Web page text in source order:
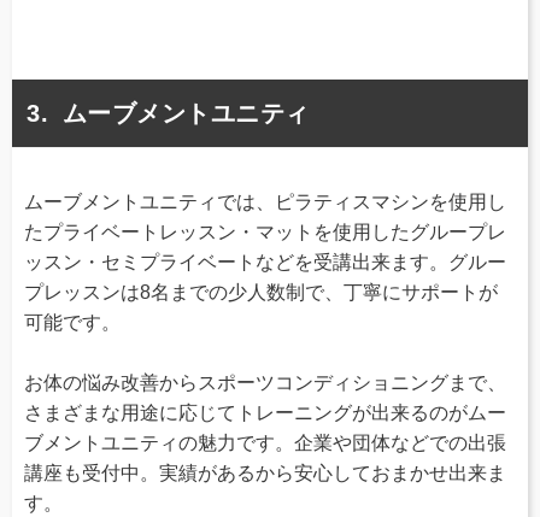
ムーブメントユニティ
ムーブメントユニティでは、ピラティスマシンを使用し
たプライベートレッスン・マットを使用したグループレ
ッスン・セミプライベートなどを受講出来ます。グルー
プレッスンは8名までの少人数制で、丁寧にサポートが
可能です。
お体の悩み改善からスポーツコンディショニングまで、
さまざまな用途に応じてトレーニングが出来るのがムー
ブメントユニティの魅力です。企業や団体などでの出張
講座も受付中。実績があるから安心しておまかせ出来ま
す。